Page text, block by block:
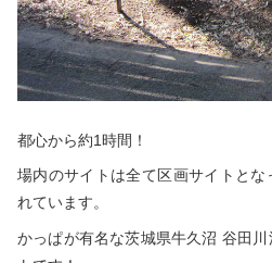
利用規約
プライバシー
都心から約1時間！
場内のサイトは全て区画サイトとな
れています。
かっぱが有名な茨城県牛久沼 谷田